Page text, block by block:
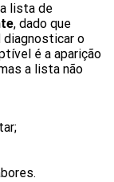
lista de
, dado que
o
é a aparição
a lista não